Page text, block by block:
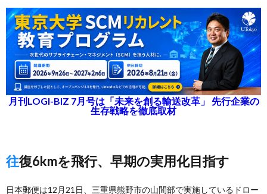
月刊LOGI-BIZ 7月号は「未来を創る輸送改革」 先行企業の
生存戦略を徹底取材
往復6kmを飛行、早期の実用化目指す
日本郵便は12月21日、三重県熊野市の山間部で実施しているドロー